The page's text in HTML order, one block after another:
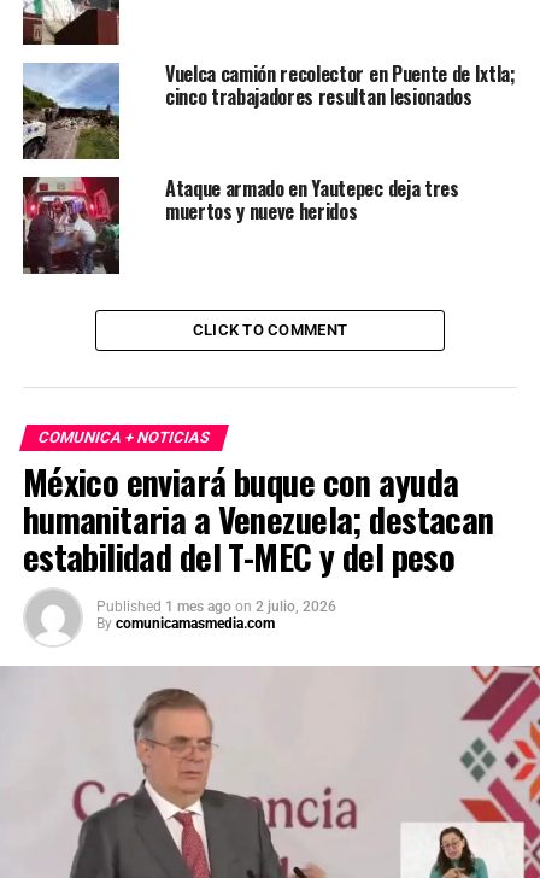
Vuelca camión recolector en Puente de Ixtla;
cinco trabajadores resultan lesionados
Ataque armado en Yautepec deja tres
muertos y nueve heridos
CLICK TO COMMENT
COMUNICA + NOTICIAS
México enviará buque con ayuda
humanitaria a Venezuela; destacan
estabilidad del T-MEC y del peso
Published 1 mes ago on 2 julio, 2026
By comunicamasmedia.com